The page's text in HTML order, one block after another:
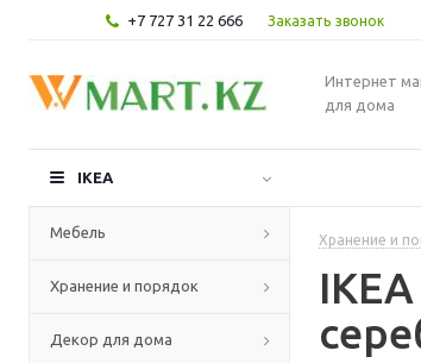
+7 727 31 22 666 Заказать звонок
Интернет
для дома
IKEA
Мебель
Хранение и порядок
Декор для дома
Хранение и